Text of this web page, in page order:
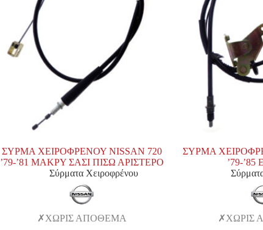
ΣΥΡΜΑ ΧΕΙΡΟΦΡΕΝΟΥ NISSAN 720
’79-’81 MAKPΥ ΣΑΣΙ ΠΙΣΩ ΑΡΙΣΤΕΡΟ
Σύρματα Χειροφρένου
ΧΩΡΙΣ ΑΠΟΘΕΜΑ
ΣΥΡΜΑ
’79-
ΧΩΡΙΣ